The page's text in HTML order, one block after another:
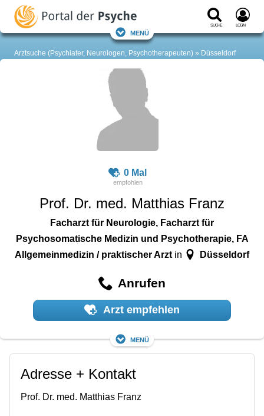
Suche Login
Menü
Arztsuche (Psychiater, Neurologen, Psychotherapeuten) Düsseldorf
0 Mal
Prof. Dr. med. Matthias Franz
Facharzt für Neurologie, Facharzt für
Psychosomatische Medizin und Psychotherapie, FA
Allgemeinmedizin / praktischer Arzt in Düsseldorf
Anrufen
Arzt empfehlen
Menü
Adresse + Kontakt
Prof. Dr. med. Matthias Franz